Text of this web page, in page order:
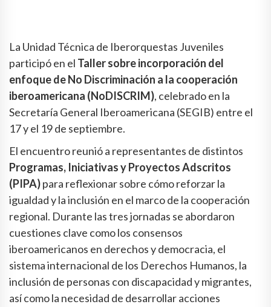
La Unidad Técnica de Iberorquestas Juveniles
participó en el Taller sobre incorporación del
enfoque de No Discriminación a la cooperación
iberoamericana (NoDISCRIM), celebrado en la
Secretaría General Iberoamericana (SEGIB) entre el
17 y el 19 de septiembre.
El encuentro reunió a representantes de distintos
Programas, Iniciativas y Proyectos Adscritos
(PIPA)para reflexionar sobre cómo reforzar la
igualdad y la inclusión en el marco de la cooperación
regional. Durante las tres jornadas se abordaron
cuestiones clave como los consensos
iberoamericanos en derechos y democracia, el
sistema internacional de los Derechos Humanos, la
inclusión de personas con discapacidad y migrantes,
así como la necesidad de desarrollar acciones